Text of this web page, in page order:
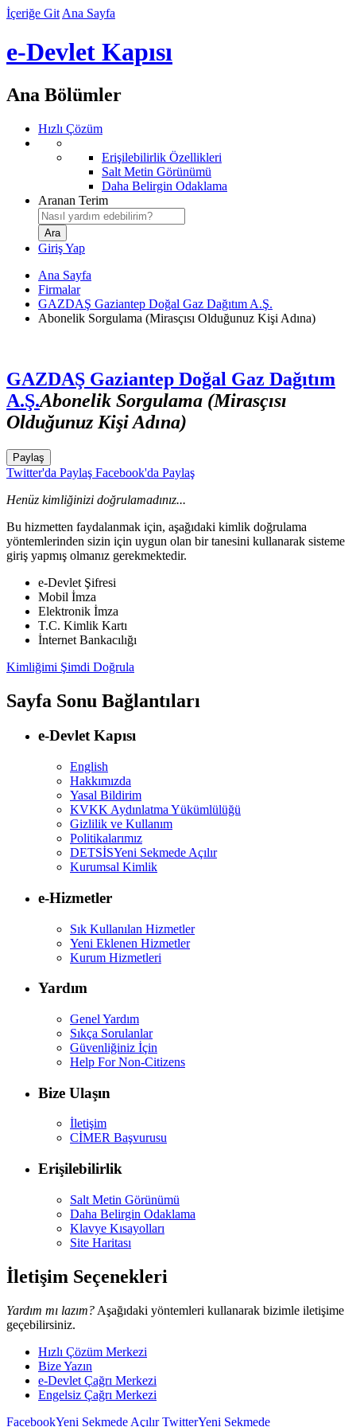
İçeriğe Git Ana Sayfa
e-Devlet Kapısı
Ana Bölümler
Hızlı Çözüm
Erişilebilirlik Özellikleri
Salt Metin Görünümü
Daha Belirgin Odaklama
Aranan Terim
Giriş Yap
Ana Sayfa
Firmalar
GAZDAŞ Gaziantep Doğal Gaz Dağıtım A.Ş.
Abonelik Sorgulama (Mirasçısı Olduğunuz Kişi Adına)
GAZDAŞ Gaziantep Doğal Gaz Dağıtım
A.Ş.Abonelik Sorgulama (Mirasçısı
Olduğunuz Kişi Adına)
Paylaş
Twitter'da Paylaş Facebook'da Paylaş
Henüz kimliğinizi doğrulamadınız...
Bu hizmetten faydalanmak için, aşağıdaki kimlik doğrulama
yöntemlerinden sizin için uygun olan bir tanesini kullanarak sisteme
giriş yapmış olmanız gerekmektedir.
e-Devlet Şifresi
Mobil İmza
Elektronik İmza
T.C. Kimlik Kartı
İnternet Bankacılığı
Kimliğimi Şimdi Doğrula
Sayfa Sonu Bağlantıları
e-Devlet Kapısı
English
Hakkımızda
Yasal Bildirim
KVKK Aydınlatma Yükümlülüğü
Gizlilik ve Kullanım
Politikalarımız
DETSİSYeni Sekmede Açılır
Kurumsal Kimlik
e-Hizmetler
Sık Kullanılan Hizmetler
Yeni Eklenen Hizmetler
Kurum Hizmetleri
Yardım
Genel Yardım
Sıkça Sorulanlar
Güvenliğiniz İçin
Help For Non-Citizens
Bize Ulaşın
İletişim
CİMER Başvurusu
Erişilebilirlik
Salt Metin Görünümü
Daha Belirgin Odaklama
Klavye Kısayolları
Site Haritası
İletişim Seçenekleri
Yardım mı lazım? Aşağıdaki yöntemleri kullanarak bizimle iletişime
geçebilirsiniz.
Hızlı Çözüm Merkezi
Bize Yazın
e-Devlet Çağrı Merkezi
Engelsiz Çağrı Merkezi
FacebookYeni Sekmede AçılırTwitterYeni Sekmede